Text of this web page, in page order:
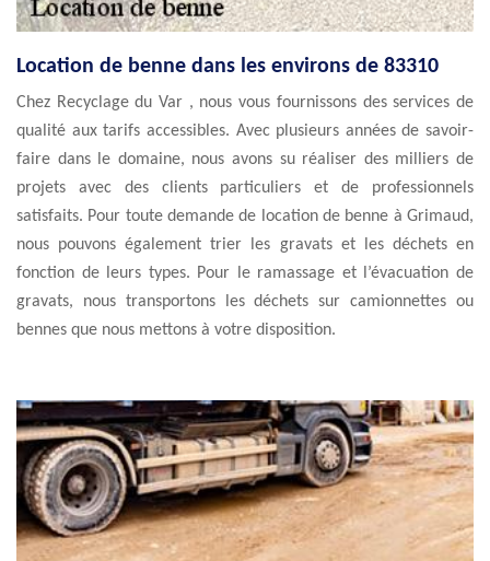
Location de benne dans les environs de 83310
Chez Recyclage du Var , nous vous fournissons des services de
qualité aux tarifs accessibles. Avec plusieurs années de savoir-
faire dans le domaine, nous avons su réaliser des milliers de
projets avec des clients particuliers et de professionnels
satisfaits. Pour toute demande de location de benne à Grimaud,
nous pouvons également trier les gravats et les déchets en
fonction de leurs types. Pour le ramassage et l’évacuation de
gravats, nous transportons les déchets sur camionnettes ou
bennes que nous mettons à votre disposition.